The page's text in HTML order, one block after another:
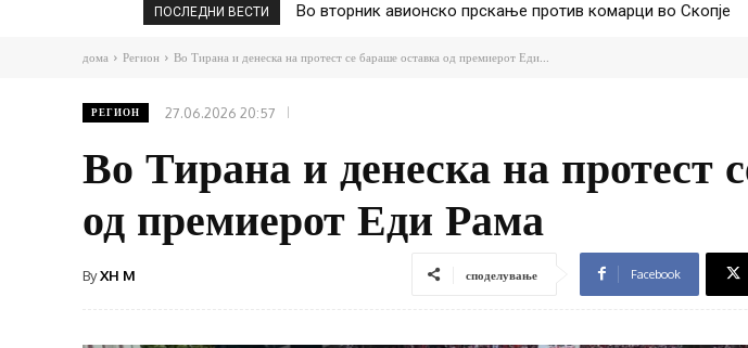
ПОСЛЕДНИ ВЕСТИ Во вторник авионско прскање против комарци во Скопје
Д-р Трајановски: По труењата, на ред се хепатитите
дома Регион Во Тирана и денеска на протест се бараше оставка од премиерот Еди...
РЕГИОН 27.06.2026 20:57
Во Тирана и денеска на протест
од премиерот Еди Рама
ByXH M споделување Facebook